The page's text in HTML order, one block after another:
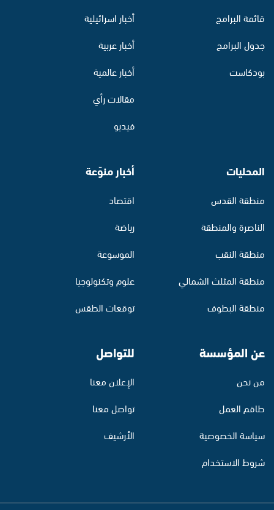
قائمة البرامج
جدول البرامج
بودكاست
أخبار اسرائيلية
أخبار عربية
أخبار عالمية
مقالات رأي
فيديو
المحليات
منطقة القدس
الناصرة والمنطقة
منطقة النقب
منطقة المثلث الشمالي
منطقة البطوف
أخبار منوّعة
اقتصاد
رياضة
الموسوعة
علوم وتكنولوجيا
توقعات الطقس
عن المؤسسة
من نحن
طاقم العمل
سياسة الخصوصية
شروط الاستخدام
للتواصل
الإعلان معنا
تواصل معنا
الأرشيف